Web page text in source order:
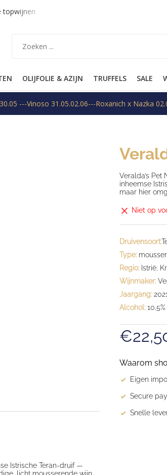
topwijnen Verzending binnen EU op
OLIJFOLIE & AZIJN TRUFFELS SALE
---Vinoso 31.05.02.06---Roxanich x Nazka
Istrische Teran-druif —
Veralda’s
inheemse
maar hier
Niet op
Druivensoort:
Type:
Regio:Istrië,
Wijnmaker:
Jaargang:
Alcohol:10,5%
Waarom
Eigen
Secure
Snelle